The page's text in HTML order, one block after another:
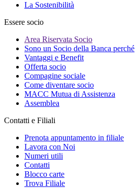
La Sostenibilità
Essere socio
Area Riservata Socio
Sono un Socio della Banca perché
Vantaggi e Benefit
Offerta socio
Compagine sociale
Come diventare socio
MACC Mutua di Assistenza
Assemblea
Contatti e Filiali
Prenota appuntamento in filiale
Lavora con Noi
Numeri utili
Contatti
Blocco carte
Trova Filiale